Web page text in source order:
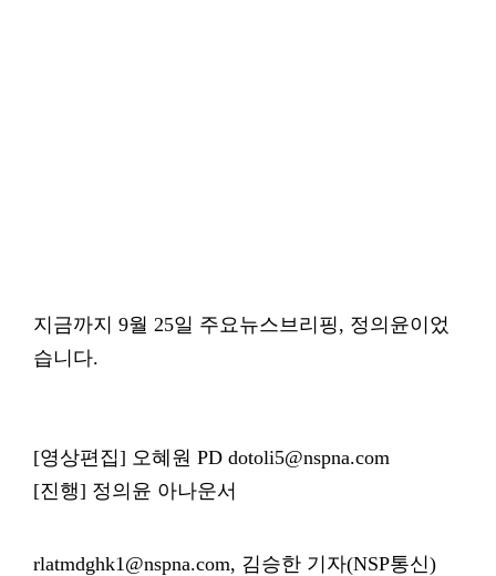
지금까지 9월 25일 주요뉴스브리핑, 정의윤이었
습니다.
[영상편집] 오혜원 PD dotoli5@nspna.com
[진행] 정의윤 아나운서
rlatmdghk1@nspna.com, 김승한 기자(NSP통신)